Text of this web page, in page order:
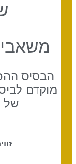
הבסיס
מוקדם
של